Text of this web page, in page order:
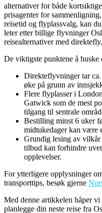
alternativer for både
prisagenter for
reisetid og flyplassvalg, kan
leter etter billige flyvninger
reisealternativer med direktefly.
De viktigste punktene å huske
Direkteflyvninger tar
øke på grunn av
Flere flyplasser i
Gatwick som de mest
tilgang til sentrale
Bestilling minst 6 uker
midtukedager kan være
Grundig lesing av vilkår
tilbud kan forhindre
opplevelser.
For ytterligere opplysninger
transporttips, besøk gjerne
Med denne artikkelen håper
planlegge din neste reise fra